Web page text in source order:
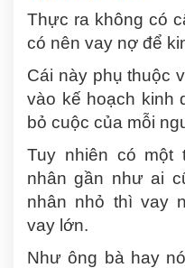
Thực ra không có
có nên vay nợ để
Cái này phụ thuộc
vào kế hoạch kinh
bỏ cuộc của mỗi
Tuy nhiên có một
nhân gần như ai
nhân nhỏ thì vay
vay lớn.
Như ông bà hay